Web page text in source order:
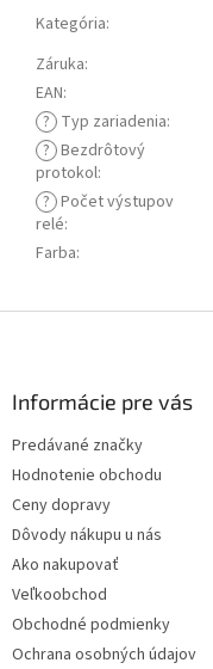
Kategória:
Záruka:
EAN:
? Typ zariadenia:
? Bezdrôtový
protokol:
? Počet výstupov
relé:
Farba:
Informácie pre vás
Predávané značky
Hodnotenie obchodu
Ceny dopravy
Dôvody nákupu u nás
Ako nakupovať
Veľkoobchod
Obchodné podmienky
Ochrana osobných údajov